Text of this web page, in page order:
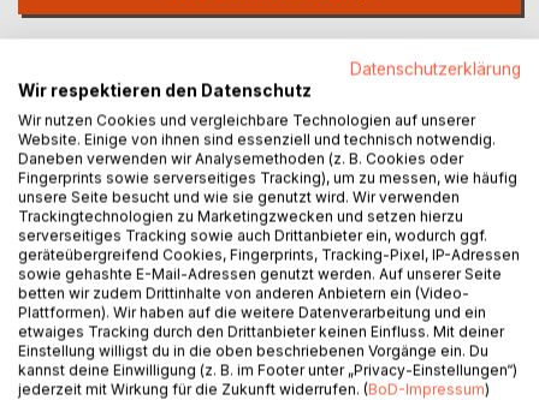
Titel bewerten
BESCHREIBUNG
Ein grandioses Feuerwerk an Schüttelreimen, übersichtlich
gegliedert nach allen Formen und Ausprägungen dieser
ganz speziellen Art der Reim- und Dichtkunst.
Datenschutzerklärung
Wir respektieren den Datenschutz
Wir nutzen Cookies und vergleichbare Technologien auf unserer
Website. Einige von ihnen sind essenziell und technisch notwendig.
Daneben verwenden wir Analysemethoden (z. B. Cookies oder
Fingerprints sowie serverseitiges Tracking), um zu messen, wie häufig
unsere Seite besucht und wie sie genutzt wird. Wir verwenden
Trackingtechnologien zu Marketingzwecken und setzen hierzu
serverseitiges Tracking sowie auch Drittanbieter ein, wodurch ggf.
geräteübergreifend Cookies, Fingerprints, Tracking-Pixel, IP-Adressen
sowie gehashte E-Mail-Adressen genutzt werden. Auf unserer Seite
betten wir zudem Drittinhalte von anderen Anbietern ein (Video-
Plattformen). Wir haben auf die weitere Datenverarbeitung und ein
etwaiges Tracking durch den Drittanbieter keinen Einfluss. Mit deiner
Einstellung willigst du in die oben beschriebenen Vorgänge ein. Du
kannst deine Einwilligung (z. B. im Footer unter „Privacy-Einstellungen“)
jederzeit mit Wirkung für die Zukunft widerrufen. (BoD-Impressum)